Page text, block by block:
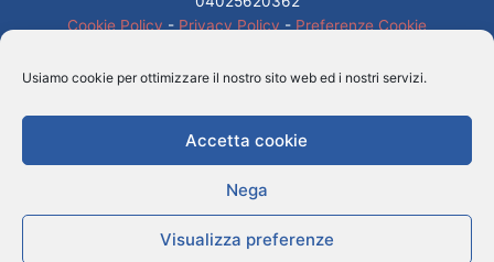
Usiamo cookie per ottimizzare il nostro sito web ed i nostri servizi.
Accetta cookie
Nega
Visualizza preferenze
Cookie Policy - Privacy Policy - Preferenze Cookie